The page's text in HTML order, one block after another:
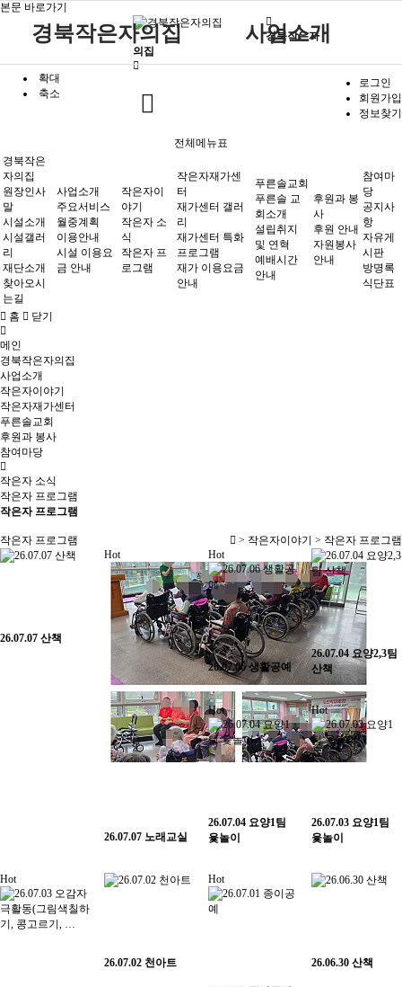
본문 바로가기
확대
축소
로그인
회원가입
정보찾기
경북작은자
의집
경북작은자의집
원장인사말
재단소개
찾아오시는길
사업소개
작은자이야기
작은자 소식
작은자재가센터
재가센터 갤러리
재가센터 특화프로그램
푸른솔교회
후원과 봉사
후원 안내
참여마당
방명록
전체메뉴표
경북작은
자의집
원장인사
말
시설소개
시설갤러
리
재단소개
찾아오시
는길
사업소개
주요서비스
월중계획
이용안내
시설 이용요
금 안내
작은자이
야기
작은자 소
식
작은자 프
로그램
작은자재가센
터
재가센터 갤러
리
재가센터 특화
프로그램
재가 이용요금
안내
푸른솔교회
푸른솔 교
회소개
설립취지
및 연혁
예배시간
안내
후원과 봉
사
후원 안내
자원봉사
안내
참여마
당
공지사
항
자유게
시판
방명록
식단표
홈 닫기
메인
경북작은자의집
사업소개
작은자이야기
작은자재가센터
푸른솔교회
후원과 봉사
참여마당
작은자 소식
작은자 프로그램
작은자 프로그램
> 작은자이야기 > 작은자 프로그램
작은자 프로그램
26.07.07 산책
Hot
26.07.07 노래교실
Hot
26.07.06 생활공예
26.07.04 요양2,3팀
산책
Hot
26.07.04 요양1팀
윷놀이
Hot
26.07.03 요양1팀
윷놀이
Hot
26.07.02 천아트
Hot
26.06.30 산책